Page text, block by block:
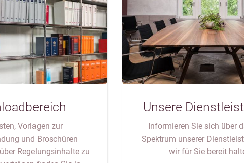
Vorlagen zur
und Broschüren
Regelungsinhalte zu
Unsere
Informieren Sie sich über
Spektrum unserer
wir für Sie bereit